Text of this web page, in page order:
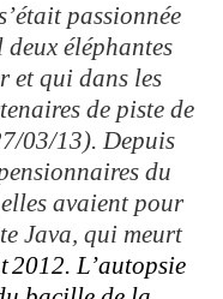
passionnée
éléphantes
et qui dans les
de piste de
03/13). Depuis
du
avaient pour
Java, qui meurt
2012. L’autopsie